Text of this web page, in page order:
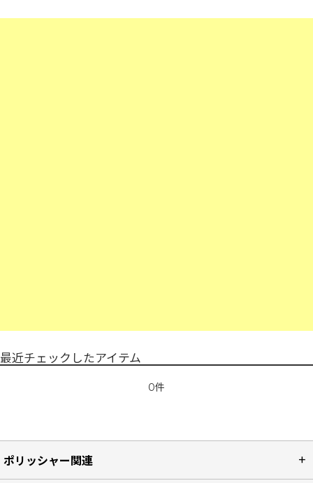
最近チェックしたアイテム
0件
ポリッシャー関連